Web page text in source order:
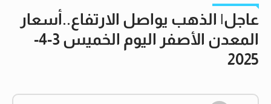
عاجل| الذهب يواصل الارتفاع..أسعار
المعدن الأصفر اليوم الخميس 3-4-
2025